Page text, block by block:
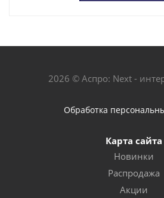
2026 © Аспро: Next -
Обработка
Карта сайта
Новинки
Распродажа
Акции